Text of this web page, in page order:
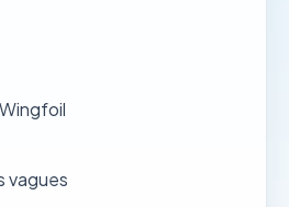
vagues